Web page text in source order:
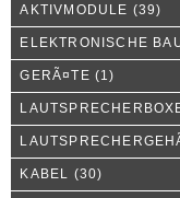
AKTIVMODULE (39)
ELEKTRONISCHE
GERÃ¤TE (1)
KABEL (30)